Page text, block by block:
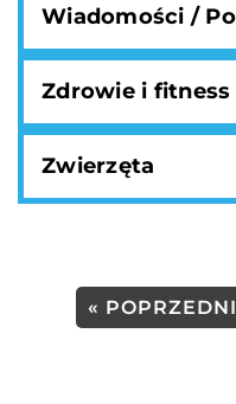
Wiadomości /
Zdrowie i fitness
Zwierzęta
«